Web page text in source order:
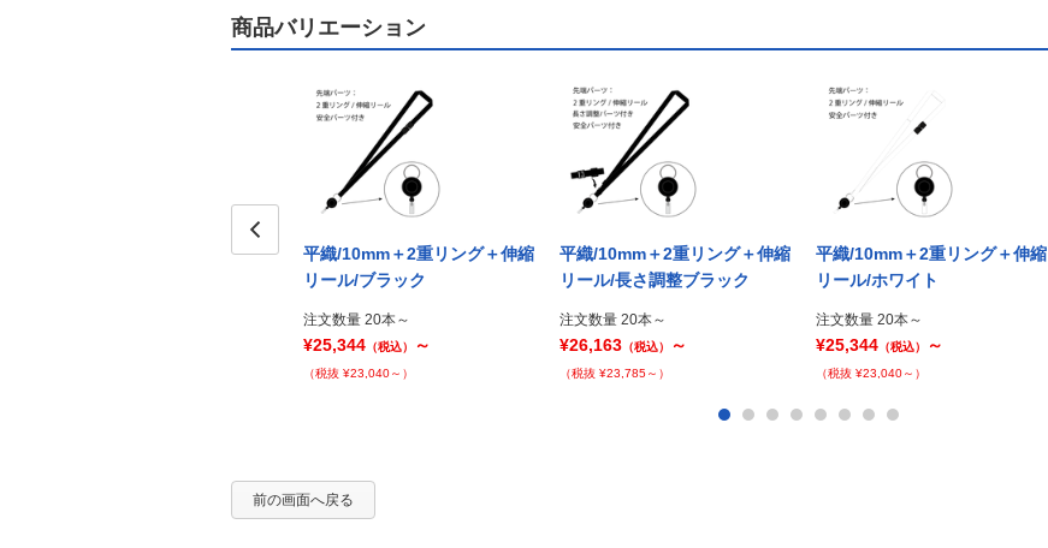
商品バリエーション
平織/10mm＋2重リング＋伸縮
リール/ブラック
注文数量 20本～
¥25,344 （税込） ～
（税抜 ¥23,040～）
平織/10mm＋2重リング＋伸縮
リール/長さ調整ブラック
注文数量 20本～
¥26,163 （税込） ～
（税抜 ¥23,785～）
平織/10mm＋2重リング＋伸縮
リール/ホワイト
注文数量 20本～
¥25,344 （税込） ～
（税抜 ¥23,040～）
前の画面へ戻る